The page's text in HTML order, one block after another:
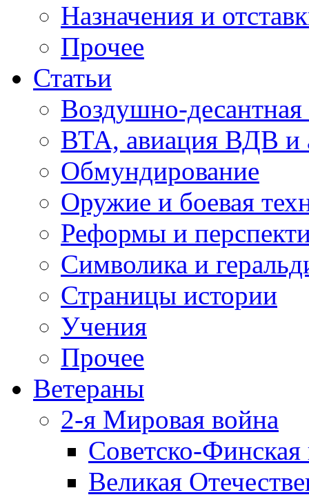
Назначения и
Прочее
Статьи
Воздушно-десантная
ВТА, авиация ВДВ и
Обмундирование
Оружие и боевая
Реформы и
Символика и
Страницы истории
Учения
Прочее
Ветераны
2-я Мировая война
Советско-
Великая